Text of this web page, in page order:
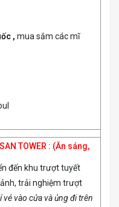
, mua sắm các mĩ
TOWER : (Ăn sáng,
đến khu trượt tuyết
trải nghiệm trượt
vào cửa và ủng đi trên